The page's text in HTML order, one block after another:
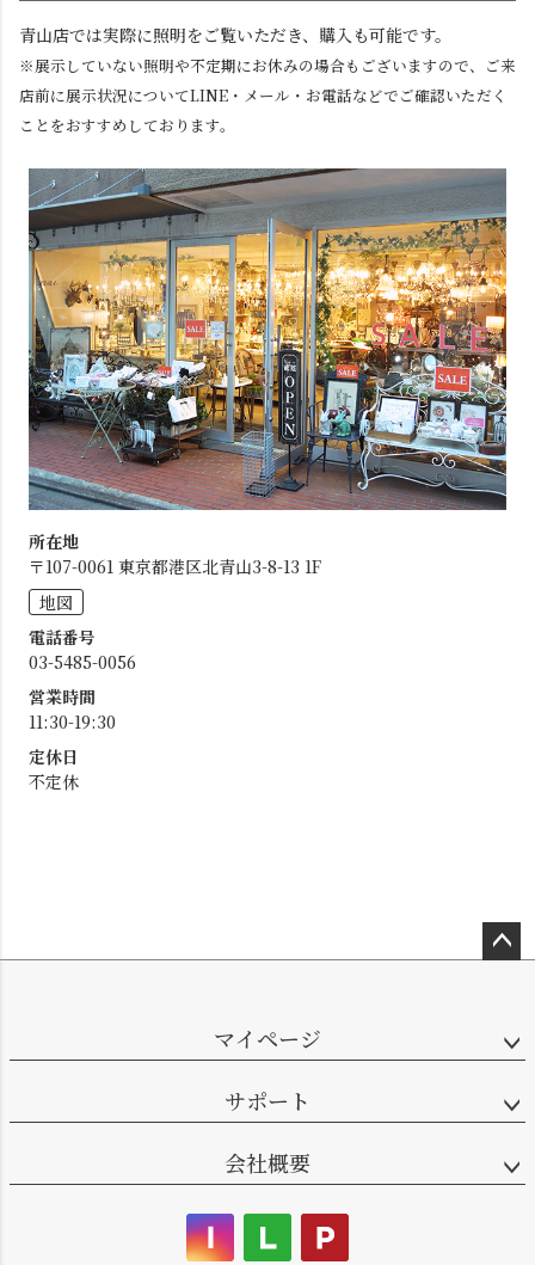
青山店では実際に照明をご覧いただき、購入も可能です。
※展示していない照明や不定期にお休みの場合もございますので、ご来
店前に展示状況についてLINE・メール・お電話などでご確認いただく
ことをおすすめしております。
所在地
〒107-0061 東京都港区北青山3-8-13 1F
地図
電話番号
03-5485-0056
営業時間
11:30-19:30
定休日
不定休
マイページ
サポート
会社概要